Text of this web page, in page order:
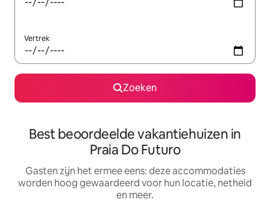
Vertrek
Zoeken
Best beoordeelde vakantiehuizen in
Praia Do Futuro
Gasten zijn het ermee eens: deze accommodaties
worden hoog gewaardeerd voor hun locatie, netheid
en meer.